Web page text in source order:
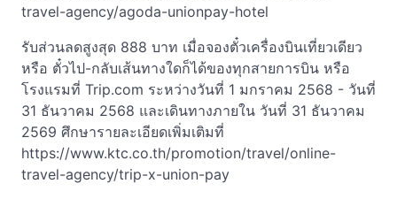
travel-agency/agoda-unionpay-hotel
รับส่วนลดสูงสุด 888 บาท เมื่อจองตั๋วเครื่องบินเที่ยวเดียว
หรือ ตั๋วไป-กลับเส้นทางใดก็ได้ของทุกสายการบิน หรือ
โรงแรมที่ Trip.com ระหว่างวันที่ 1 มกราคม 2568 - วันที่
31 ธันวาคม 2568 และเดินทางภายใน วันที่ 31 ธันวาคม
2569 ศึกษารายละเอียดเพิ่มเติมที่
https://www.ktc.co.th/promotion/travel/online-
travel-agency/trip-x-union-pay